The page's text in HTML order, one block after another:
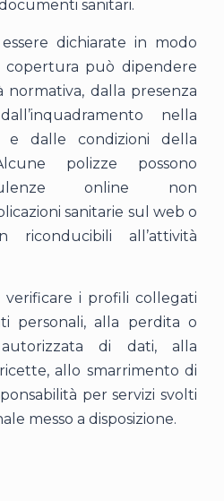
sanitari.
dichiarate in modo
può dipendere
dalla presenza
nella
e dalle condizioni della
polizze possono
online non
sanitarie sul web o
all’attività
i profili collegati
personali, alla perdita o
di dati, alla
allo smarrimento di
per servizi svolti
messo a disposizione.